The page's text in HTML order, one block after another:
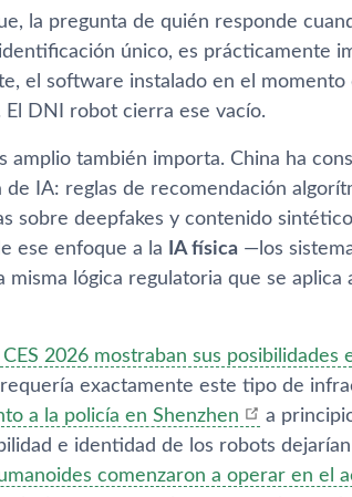
la pregunta de quién responde
único, es prácticamente
el software instalado en el
DNI robot cierra ese vacío.
amplio también importa. China ha
IA: reglas de recomendación
sobre deepfakes y contenido
ese enfoque a la
IA física —los
lógica regulatoria que se aplica
2026 mostraban sus posibilidades
exactamente este tipo de
a la policía en Shenzhen
a
e identidad de los robots
comenzaron a operar en el